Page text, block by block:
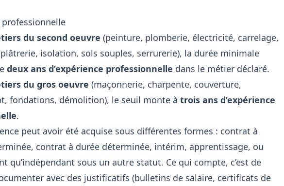
professionnelle
du second oeuvre (peinture, plomberie, électricité, carrelage,
isolation, sols souples, serrurerie), la durée minimale
deux ans d’expérience professionnelle dans le métier déclaré.
du gros oeuvre (maçonnerie, charpente, couverture,
fondations, démolition), le seuil monte à trois ans d’expérience
.
peut avoir été acquise sous différentes formes : contrat à
contrat à durée déterminée, intérim, apprentissage, ou
qu’indépendant sous un autre statut. Ce qui compte, c’est de
avec des justificatifs (bulletins de salaire, certificats de